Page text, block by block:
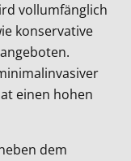
vollumfänglich
konservative
einen hohen
dem